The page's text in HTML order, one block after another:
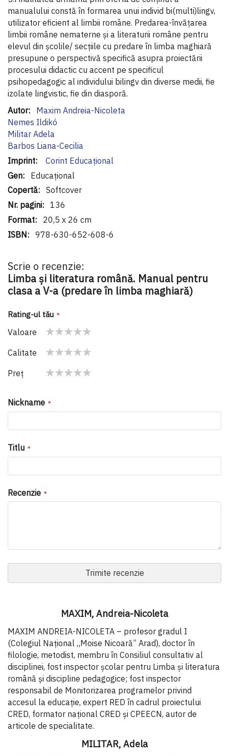
manualului constă în formarea unui individ bi(multi)lingv,
utilizator eficient al limbii române. Predarea-învățarea
limbii române nematerne și a literaturii române pentru
elevul din școlile/ secțiile cu predare în limba maghiară
presupune o perspectivă specifică asupra proiectării
procesului didactic cu accent pe specificul
psihopedagogic al individului bilingv din diverse medii, fie
izolate lingvistic, fie din diasporă.
Informaţii
suplimentare
Maxim Andreia-Nicoleta
Nemes Ildikó
Militar Adela
Barbos Liana-Cecilia
Corint Educaţional
Educațional
Softcover
136
20,5 x 26 cm
978-630-652-608-6
Scrie o recenzie:
Limba și literatura română. Manual pentru
clasa a V-a (predare în limba maghiară)
Rating-ul tău
Valoare
star
stars
stars
stars
stars
Calitate
star
stars
stars
stars
stars
Preţ
Nickname
Titlu
Recenzie
Trimite recenzie
MAXIM, Andreia-Nicoleta
MAXIM ANDREIA-NICOLETA – profesor gradul I
(Colegiul Național „Moise Nicoară” Arad), doctor în
filologie, metodist, membru în Consiliul consultativ al
disciplinei, fost inspector școlar pentru Limba și literatura
română și discipline pedagogice; fost inspector
responsabil de Monitorizarea programelor privind
accesul la educație, expert RED în cadrul proiectului
CRED, formator național CRED și CPEECN, autor de
articole de specialitate.
MILITAR, Adela